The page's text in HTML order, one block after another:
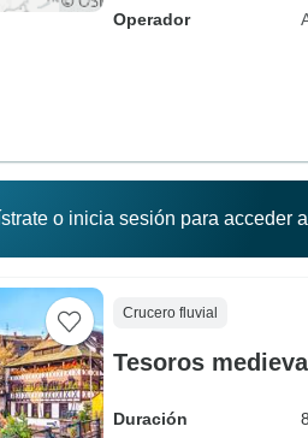
Operador
o inicia sesión para acceder
Crucero fluvial
Tesoros
Duración